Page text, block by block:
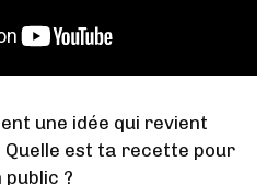
une idée qui revient
est ta recette pour
?